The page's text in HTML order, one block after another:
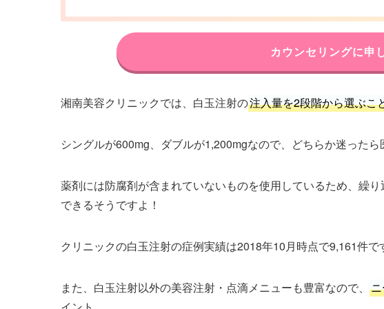
カウンセリングに申
湘南美容クリニックでは、白玉注射の注入量を2段階から選ぶこ
シングルが600mg、ダブルが1,200mgなので、どちらか迷った
薬剤には防腐剤が含まれていないものを使用しているため、繰
できるそうですよ！
クリニックの白玉注射の症例実績は2018年10月時点で9,161件で
また、白玉注射以外の美容注射・点滴メニューも豊富なので、